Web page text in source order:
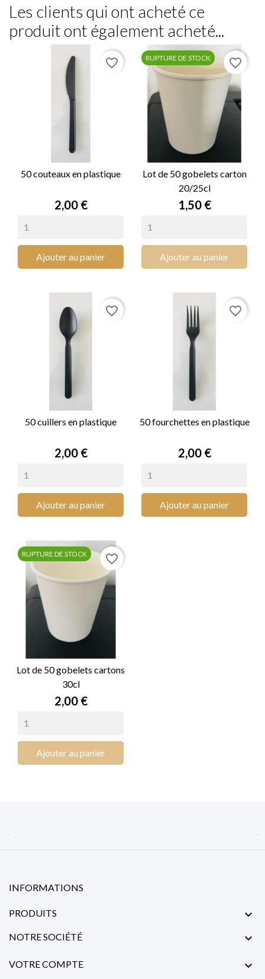
Les clients qui ont acheté ce
produit ont également acheté...
50 couteaux en plastique
Prix
2,00 €
Ajouter au panier
favorite_border
Lot de 50 gobelets carton
20/25cl
Prix
1,50 €
Ajouter au panier
RUPTURE DE STOCK favorite_border
50 cuillers en plastique
Prix
2,00 €
Ajouter au panier
favorite_border
50 fourchettes en plastique
Prix
2,00 €
Ajouter au panier
favorite_border
Lot de 50 gobelets cartons
30cl
Prix
2,00 €
Ajouter au panier
RUPTURE DE STOCK favorite_border
 
INFORMATIONS
PRODUITS 
NOTRE SOCIÉTÉ 
VOTRE COMPTE 